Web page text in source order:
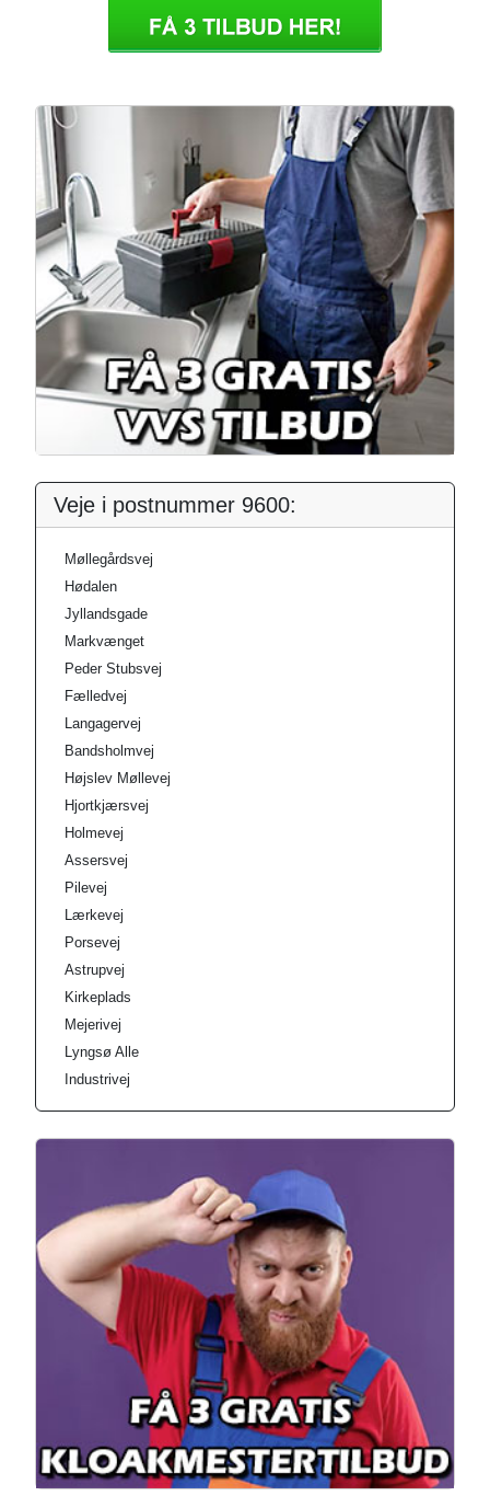
Veje i postnummer 9600:
Møllegårdsvej
Hødalen
Jyllandsgade
Markvænget
Peder Stubsvej
Fælledvej
Langagervej
Bandsholmvej
Højslev Møllevej
Hjortkjærsvej
Holmevej
Assersvej
Pilevej
Lærkevej
Porsevej
Astrupvej
Kirkeplads
Mejerivej
Lyngsø Alle
Industrivej